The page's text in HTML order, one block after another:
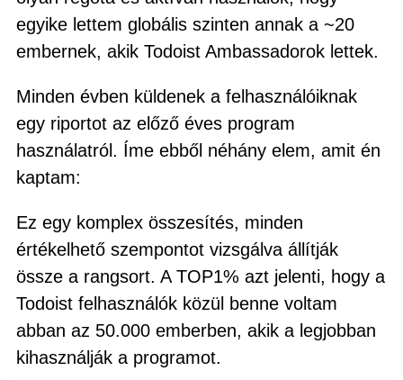
egyike lettem globális szinten annak a ~20
embernek, akik Todoist Ambassadorok lettek.
Minden évben küldenek a felhasználóiknak
egy riportot az előző éves program
használatról. Íme ebből néhány elem, amit én
kaptam:
Ez egy komplex összesítés, minden
értékelhető szempontot vizsgálva állítják
össze a rangsort. A TOP1% azt jelenti, hogy a
Todoist felhasználók közül benne voltam
abban az 50.000 emberben, akik a legjobban
kihasználják a programot.